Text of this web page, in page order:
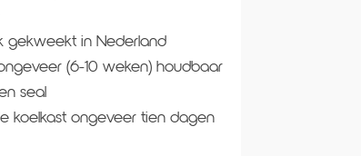
gekweekt in Nederland
(6-10 weken) houdbaar
seal
koelkast ongeveer tien dagen